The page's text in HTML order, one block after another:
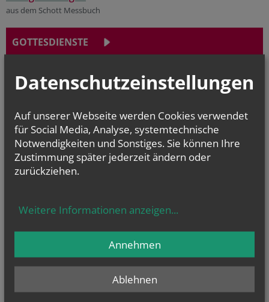
aus dem Schott Messbuch
GOTTESDIENSTE
Online Angebote
Facebook Seite von
Aktuelles auf der
Facebook Seite der Pfarre Baden-St. Stephan
→ YouTube-Kanal der Pfarre Baden-St. Stephan
Pfarre St. Stephan Baden
IBAN: AT97 2020 5000 0001 3953
Kirchenbeitragsstelle
am Pfarrplatz 7 am ersten Mittwoch im Monat von 08:00 bis 13:00, an
Datenschutzeinstellungen
Auf unserer Webseite werden Cookies verwendet
für Social Media, Analyse, systemtechnische
Notwendigkeiten und Sonstiges. Sie können Ihre
Zustimmung später jederzeit ändern oder
zurückziehen.
Weitere Informationen anzeigen...
Ablehnen
Annehmen